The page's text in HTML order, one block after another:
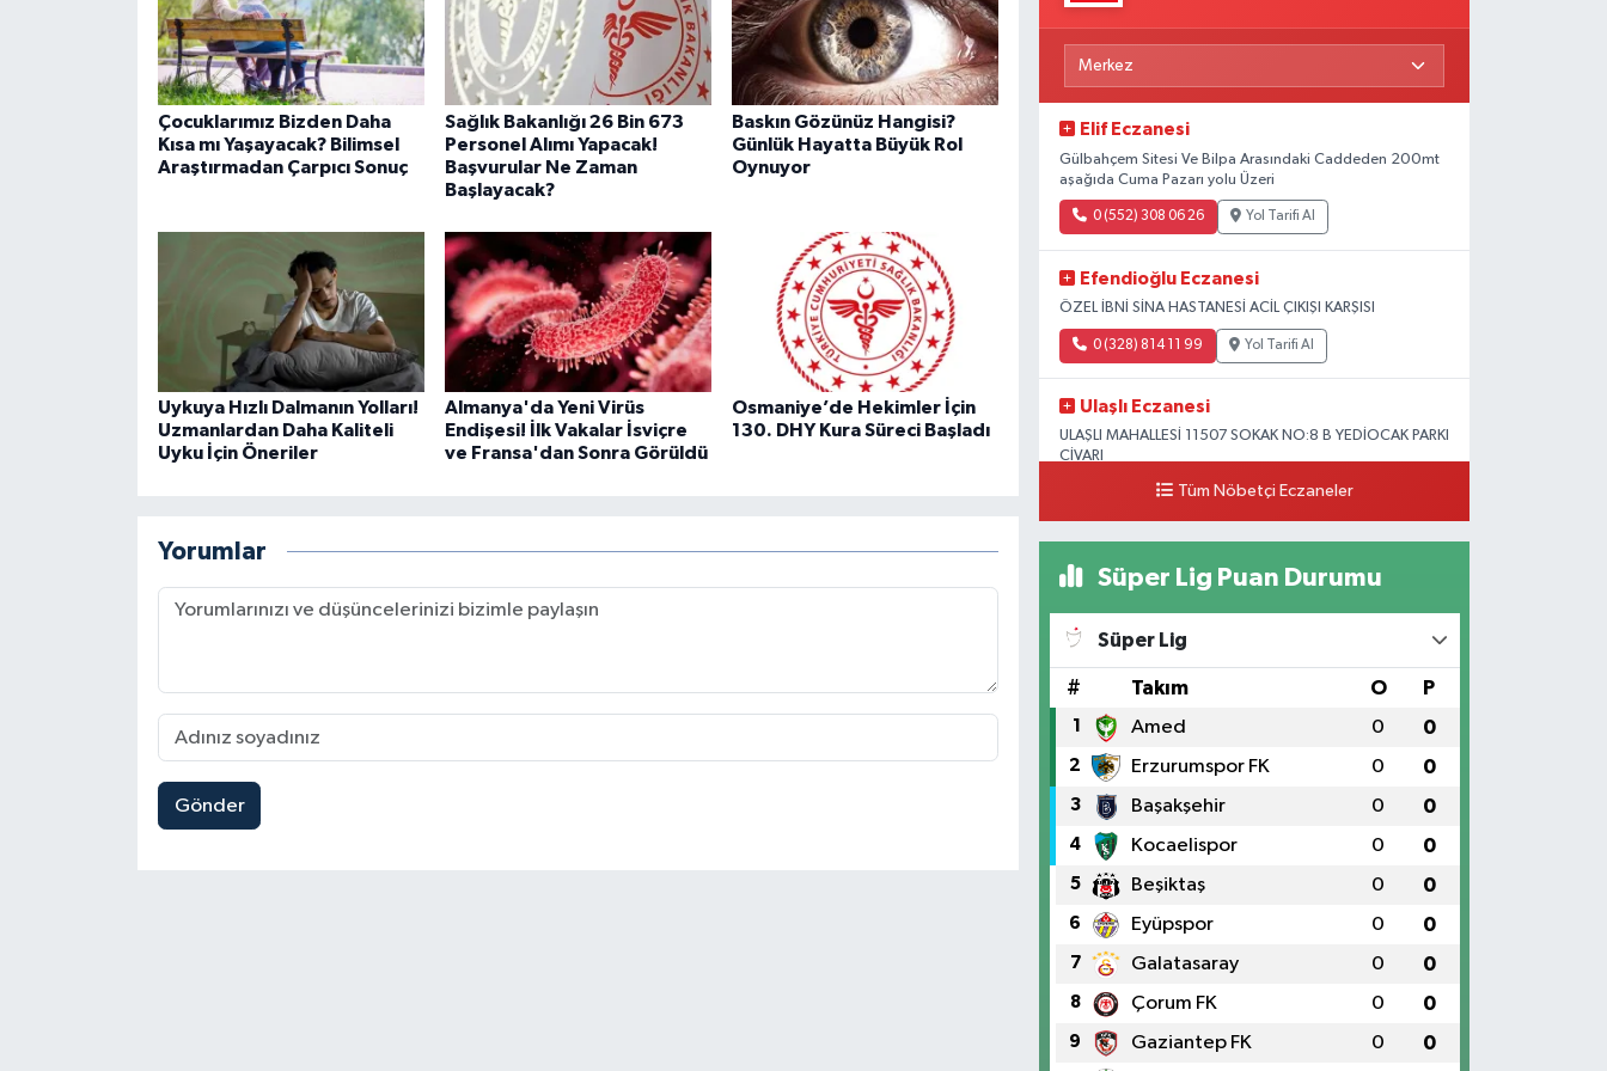
Çocuklarımız Bizden Daha
Kısa mı Yaşayacak? Bilimsel
Araştırmadan Çarpıcı Sonuç
Sağlık Bakanlığı 26 Bin 673
Personel Alımı Yapacak!
Başvurular Ne Zaman
Başlayacak?
Baskın Gözünüz Hangisi?
Günlük Hayatta Büyük Rol
Oynuyor
Uykuya Hızlı Dalmanın Yolları!
Uzmanlardan Daha Kaliteli
Uyku İçin Öneriler
Almanya'da Yeni Virüs
Endişesi! İlk Vakalar İsviçre
ve Fransa'dan Sonra Görüldü
Osmaniye’de Hekimler İçin
130. DHY Kura Süreci Başladı
Yorumlar
Gönder
Elif Eczanesi
Gülbahçem Sitesi Ve Bilpa Arasındaki Caddeden 200mt
aşağıda Cuma Pazarı yolu Üzeri
0 (552) 308 06 26 Yol Tarifi Al
Efendioğlu Eczanesi
ÖZEL İBNİ SİNA HASTANESİ ACİL ÇIKIŞI KARŞISI
0 (328) 814 11 99 Yol Tarifi Al
Ulaşlı Eczanesi
ULAŞLI MAHALLESİ 11507 SOKAK NO:8 B YEDİOCAK PARKI
CİVARI
0 (546) 158 81 80 Yol Tarifi Al
Tüm Nöbetçi Eczaneler
Süper Lig Puan Durumu
Süper Lig
# Takım O P
1 Amed 0 0
2 Erzurumspor FK 0 0
3 Başakşehir 0 0
4 Kocaelispor 0 0
5 Beşiktaş 0 0
6 Eyüpspor 0 0
7 Galatasaray 0 0
8 Çorum FK 0 0
9 Gaziantep FK 0 0